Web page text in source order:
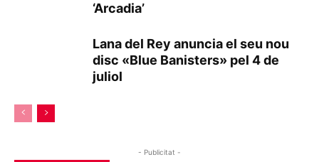
‘Arcadia’
Lana del Rey anuncia el seu nou
disc «Blue Banisters» pel 4 de
juliol
- Publicitat -